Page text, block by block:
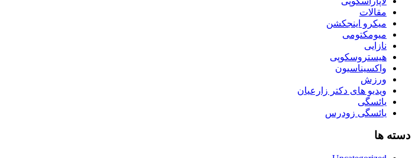
مقالات
میکرو اینجکشن
میومکتومی
نازایی
هیستروسکوپی
واکسیناسیون
ورزش
ویدیو های دکتر زارعیان
یائسگی
یائسگی زودرس
دسته ها